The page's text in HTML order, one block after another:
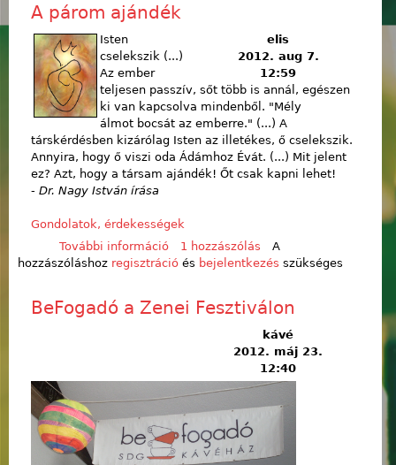
A párom ajándék
elis
2012. aug 7.
12:59
Isten
cselekszik (...)
Az ember
teljesen passzív, sőt több is annál, egészen
ki van kapcsolva mindenből. "Mély
álmot bocsát az emberre." (...) A
társkérdésben kizárólag Isten az illetékes, ő cselekszik.
Annyira, hogy ő viszi oda Ádámhoz Évát. (...) Mit jelent
ez? Azt, hogy a társam ajándék! Őt csak kapni lehet!
- Dr. Nagy István írása
Gondolatok, érdekességek
További információA párom ajándék tartalommal
kapcsolatosan
1 hozzászólás
A
hozzászóláshoz regisztráció és bejelentkezés szükséges
BeFogadó a Zenei Fesztiválon
kávé
2012. máj 23.
12:40